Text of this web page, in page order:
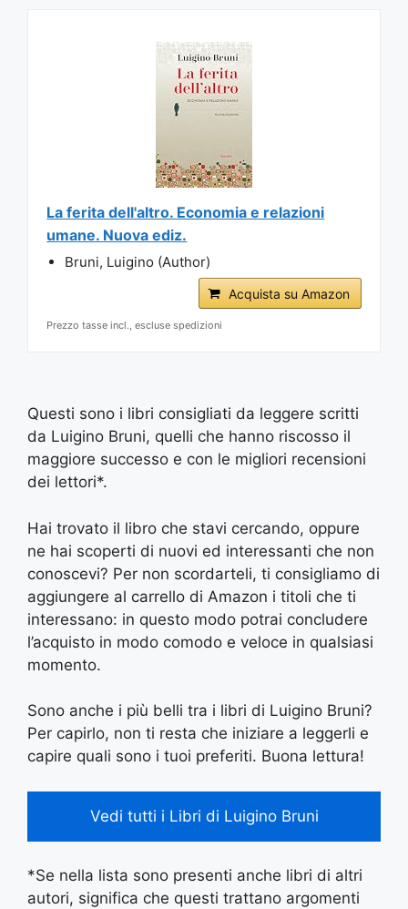
La ferita dell'altro. Economia e relazioni
umane. Nuova ediz.
Bruni, Luigino (Author)
Acquista su Amazon
Prezzo tasse incl., escluse spedizioni
Questi sono i libri consigliati da leggere scritti
da Luigino Bruni, quelli che hanno riscosso il
maggiore successo e con le migliori recensioni
dei lettori*.
Hai trovato il libro che stavi cercando, oppure
ne hai scoperti di nuovi ed interessanti che non
conoscevi? Per non scordarteli, ti consigliamo di
aggiungere al carrello di Amazon i titoli che ti
interessano: in questo modo potrai concludere
l’acquisto in modo comodo e veloce in qualsiasi
momento.
Sono anche i più belli tra i libri di Luigino Bruni?
Per capirlo, non ti resta che iniziare a leggerli e
capire quali sono i tuoi preferiti. Buona lettura!
Vedi tutti i Libri di Luigino Bruni
*Se nella lista sono presenti anche libri di altri
autori, significa che questi trattano argomenti